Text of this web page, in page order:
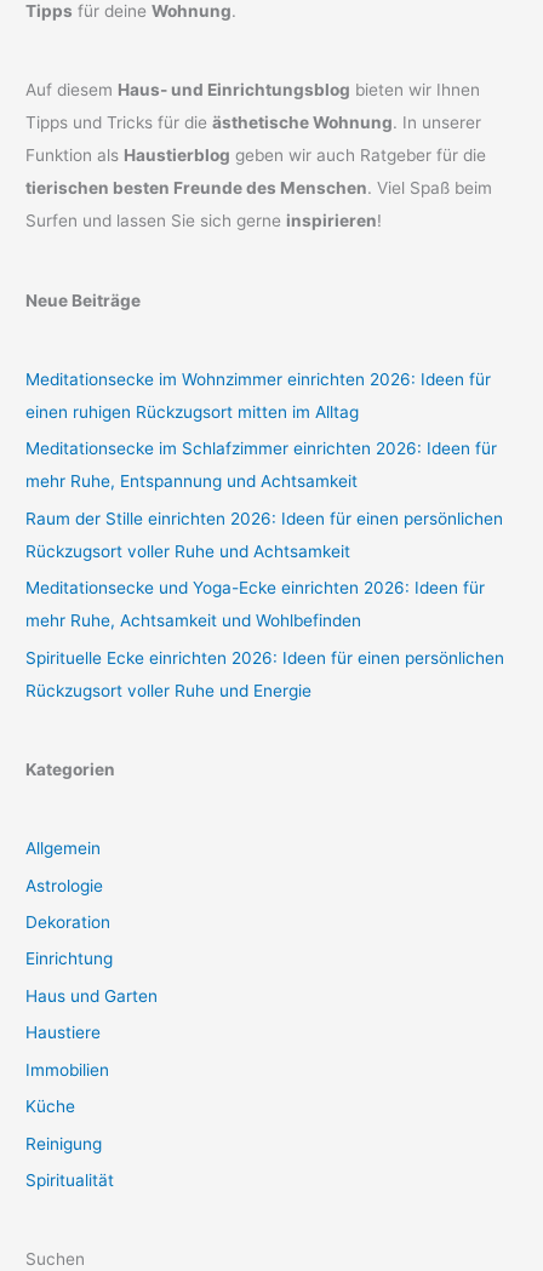
Tipps für deineWohnung.
Auf diesem Haus- und Einrichtungsblog bieten wir Ihnen
Tipps und Tricks für dieästhetische Wohnung. In unserer
Funktion als Haustierblog geben wir auch Ratgeber für die
tierischen besten Freunde des Menschen. Viel Spaß beim
Surfen und lassen Sie sich gerne inspirieren!
Neue Beiträge
Meditationsecke im Wohnzimmer einrichten 2026: Ideen für
einen ruhigen Rückzugsort mitten im Alltag
Meditationsecke im Schlafzimmer einrichten 2026: Ideen für
mehr Ruhe, Entspannung und Achtsamkeit
Raum der Stille einrichten 2026: Ideen für einen persönlichen
Rückzugsort voller Ruhe und Achtsamkeit
Meditationsecke und Yoga-Ecke einrichten 2026: Ideen für
mehr Ruhe, Achtsamkeit und Wohlbefinden
Spirituelle Ecke einrichten 2026: Ideen für einen persönlichen
Rückzugsort voller Ruhe und Energie
Kategorien
Allgemein
Astrologie
Dekoration
Einrichtung
Haus und Garten
Haustiere
Immobilien
Küche
Reinigung
Spiritualität
Suchen